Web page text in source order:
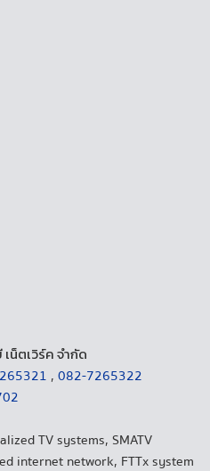
น็ตเวิร์ค จำกัด
, 082-7265322
TV systems, SMATV
internet network, FTTx system